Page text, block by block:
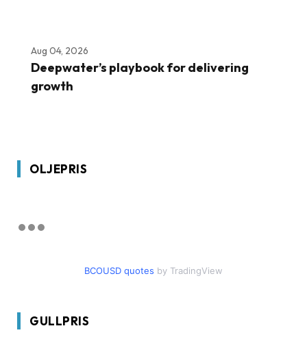
Aug 04, 2026
Deepwater’s playbook for delivering
growth
OLJEPRIS
BCOUSD quotes by TradingView
GULLPRIS